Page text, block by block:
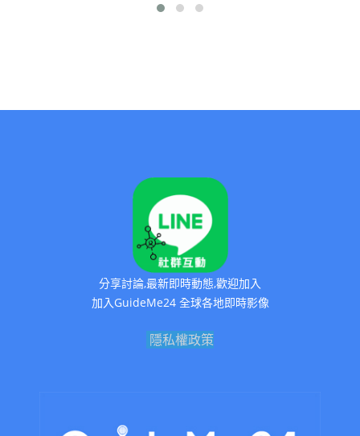
分享討論,最新即時動態,歡迎加入
加入GuideMe24 全球各地即時影像
隱私權政策